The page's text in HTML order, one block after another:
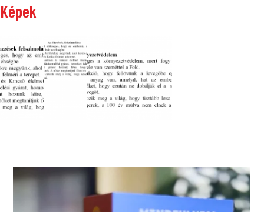
Képek